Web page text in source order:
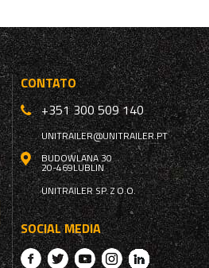
CONTATO
+351 300 509 140
UNITRAILER@UNITRAILER.PT
BUDOWLANA 30
20-469LUBLIN
UNITRAILER SP. Z O.O.
SOCIAL MEDIA